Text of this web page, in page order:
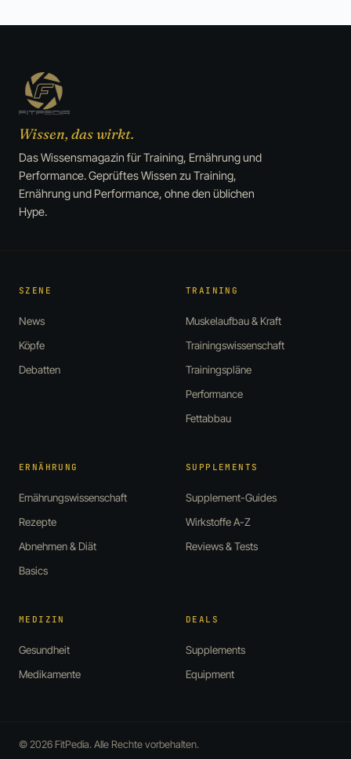
Wissen, das wirkt.
Das Wissensmagazin für Training, Ernährung und
Performance. Geprüftes Wissen zu Training,
Ernährung und Performance, ohne den üblichen
Hype.
SZENE
News
Köpfe
Debatten
TRAINING
Muskelaufbau & Kraft
Trainingswissenschaft
Trainingspläne
Performance
Fettabbau
ERNÄHRUNG
Ernährungswissenschaft
Rezepte
Abnehmen & Diät
Basics
SUPPLEMENTS
Supplement-Guides
Wirkstoffe A-Z
Reviews & Tests
MEDIZIN
Gesundheit
Medikamente
DEALS
Supplements
Equipment
© 2026 FitPedia. Alle Rechte vorbehalten.